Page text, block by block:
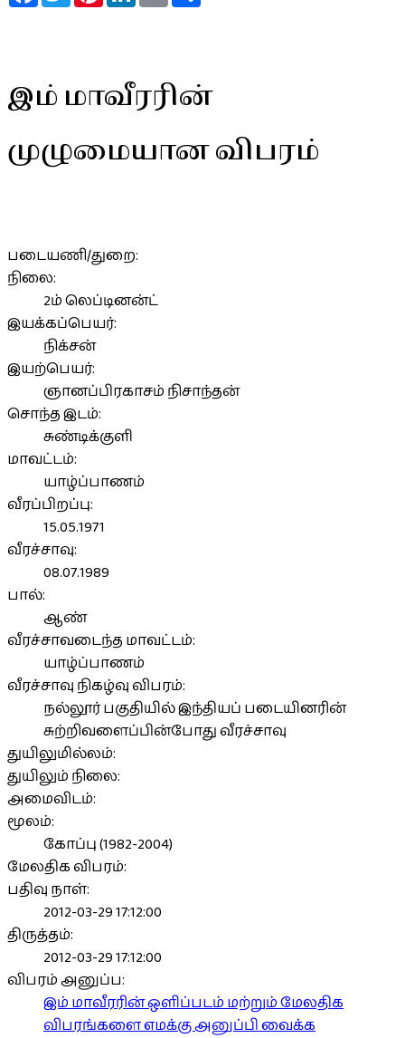
இம் மாவீரரின்
முழுமையான விபரம்
படையணி/துறை:
நிலை:
2ம் லெப்டினன்ட்
இயக்கப்பெயர்:
நிக்சன்
இயற்பெயர்:
ஞானப்பிரகாசம் நிசாந்தன்
சொந்த இடம்:
சுண்டிக்குளி
மாவட்டம்:
யாழ்ப்பாணம்
வீரப்பிறப்பு:
15.05.1971
வீரச்சாவு:
08.07.1989
பால்:
ஆண்
வீரச்சாவடைந்த மாவட்டம்:
யாழ்ப்பாணம்
வீரச்சாவு நிகழ்வு விபரம்:
நல்லூர் பகுதியில் இந்தியப் படையினரின்
சுற்றிவளைப்பின்போது வீரச்சாவு
துயிலுமில்லம்:
துயிலும் நிலை:
அமைவிடம்:
மூலம்:
கோப்பு (1982-2004)
மேலதிக விபரம்:
பதிவு நாள்:
2012-03-29 17:12:00
திருத்தம்:
2012-03-29 17:12:00
விபரம் அனுப்ப:
இம் மாவீரரின் ஒளிப்படம் மற்றும் மேலதிக
விபரங்களை எமக்கு அனுப்பி வைக்க